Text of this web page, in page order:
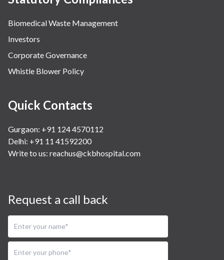
Biomedical Waste Management
Investors
Corporate Governance
Whistle Blower Policy
Quick Contacts
Gurgaon: +91 124 4570112
Delhi: +91 11 41592200
Write to us: reachus@ckbhospital.com
Request a call back